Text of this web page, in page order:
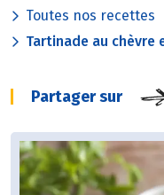
Toutes nos recettes
Tartinade au chèvre
Partager sur